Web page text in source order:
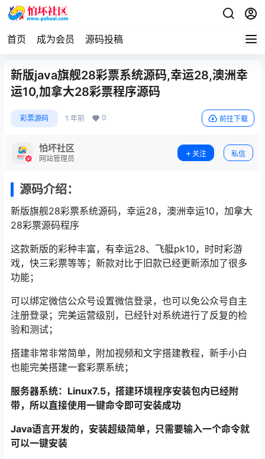
首页 成为会员 源码投稿
新版java旗舰28彩票系统源码,幸运28,澳洲幸
运10,加拿大28彩票程序源码
彩票源码 1 年前 0 前往下载
怕坏社区
网站管理员
关注 私信
源码介绍：
新版旗舰28彩票系统源码，幸运28，澳洲幸运10，加拿大
28彩票源码程序
这款新版的彩种丰富，有幸运28、飞艇pk10，时时彩游
戏，快三彩票等等；新款对比于旧款已经更新添加了很多
功能；
可以绑定微信公众号设置微信登录，也可以免公众号自主
注册登录；完美运营级别，已经针对系统进行了反复的检
验和测试；
搭建非常非常简单，附加视频和文字搭建教程，新手小白
也能完美搭建一套彩票系统；
服务器系统：Linux7.5，搭建环境程序安装包内已经附
带，所以直接使用一键命令即可安装成功
Java语言开发的，安装超级简单，只需要输入一个命令就
可以一键安装